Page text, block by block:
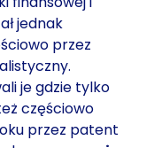
jednak
przez
je gdzie tylko
częściowo
przez patent